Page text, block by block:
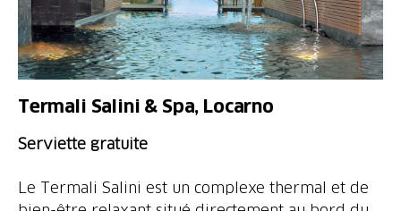
Termali Salini & Spa, Locarno
Serviette gratuite
Le Termali Salini est un complexe thermal et de